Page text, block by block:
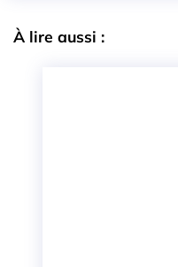
À lire aussi :